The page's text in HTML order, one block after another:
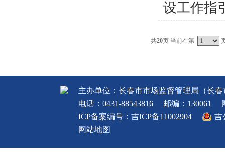
设工作指
共20页 当前在第
主办单位：长春市市场监督管理局（长
电话：0431-88543816
邮编：130061
ICP备案编号： 吉ICP备11002904
吉
网站地图